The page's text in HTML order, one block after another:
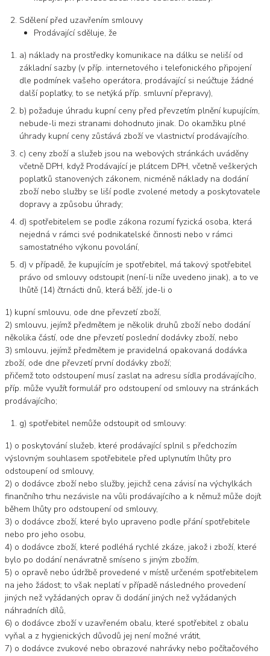
Sdělení před uzavřením smlouvy
Prodávající sděluje, že
a) náklady na prostředky komunikace na dálku se neliší od
základní sazby (v příp. internetového i telefonického připojení
dle podmínek vašeho operátora, prodávající si neúčtuje žádné
další poplatky, to se netýká příp. smluvní přepravy),
b) požaduje úhradu kupní ceny před převzetím plnění kupujícím,
nebude-li mezi stranami dohodnuto jinak. Do okamžiku plné
úhrady kupní ceny zůstává zboží ve vlastnictví prodávajícího.
c) ceny zboží a služeb jsou na webových stránkách uváděny
včetně DPH, když Prodávající je plátcem DPH, včetně veškerých
poplatků stanovených zákonem, nicméně náklady na dodání
zboží nebo služby se liší podle zvolené metody a poskytovatele
dopravy a způsobu úhrady;
d) spotřebitelem se podle zákona rozumí fyzická osoba, která
nejedná v rámci své podnikatelské činnosti nebo v rámci
samostatného výkonu povolání,
d) v případě, že kupujícím je spotřebitel, má takový spotřebitel
právo od smlouvy odstoupit (není-li níže uvedeno jinak), a to ve
lhůtě (14) čtrnácti dnů, která běží, jde-li o
1) kupní smlouvu, ode dne převzetí zboží,
2) smlouvu, jejímž předmětem je několik druhů zboží nebo dodání
několika částí, ode dne převzetí poslední dodávky zboží, nebo
3) smlouvu, jejímž předmětem je pravidelná opakovaná dodávka
zboží, ode dne převzetí první dodávky zboží;
přičemž toto odstoupení musí zaslat na adresu sídla prodávajícího,
příp. může využít formulář pro odstoupení od smlouvy na stránkách
prodávajícího;
g) spotřebitel nemůže odstoupit od smlouvy:
1) o poskytování služeb, které prodávající splnil s předchozím
výslovným souhlasem spotřebitele před uplynutím lhůty pro
odstoupení od smlouvy,
2) o dodávce zboží nebo služby, jejichž cena závisí na výchylkách
finančního trhu nezávisle na vůli prodávajícího a k němuž může dojít
během lhůty pro odstoupení od smlouvy,
3) o dodávce zboží, které bylo upraveno podle přání spotřebitele
nebo pro jeho osobu,
4) o dodávce zboží, které podléhá rychlé zkáze, jakož i zboží, které
bylo po dodání nenávratně smíseno s jiným zbožím,
5) o opravě nebo údržbě provedené v místě určeném spotřebitelem
na jeho žádost; to však neplatí v případě následného provedení
jiných než vyžádaných oprav či dodání jiných než vyžádaných
náhradních dílů,
6) o dodávce zboží v uzavřeném obalu, které spotřebitel z obalu
vyňal a z hygienických důvodů jej není možné vrátit,
7) o dodávce zvukové nebo obrazové nahrávky nebo počítačového